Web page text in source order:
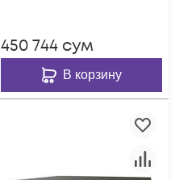
450 744 сум
В корзину